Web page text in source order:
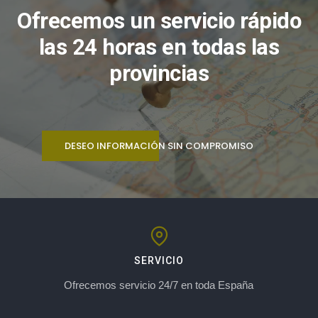
Ofrecemos un servicio rápido
las 24 horas en todas las
provincias
DESEO INFORMACIÓN SIN COMPROMISO
SERVICIO
Ofrecemos servicio 24/7 en toda España